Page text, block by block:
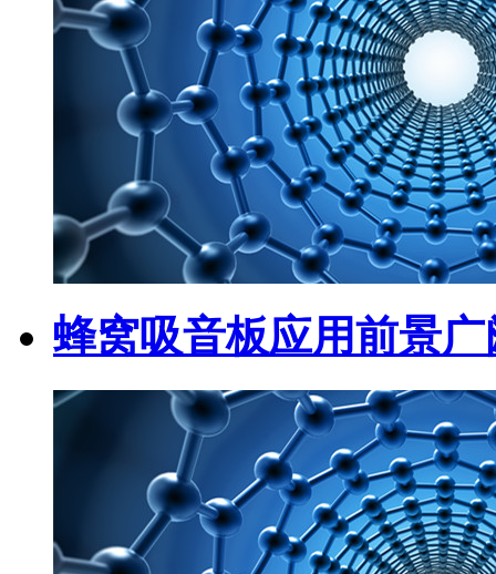
蜂窝吸音板应用前景